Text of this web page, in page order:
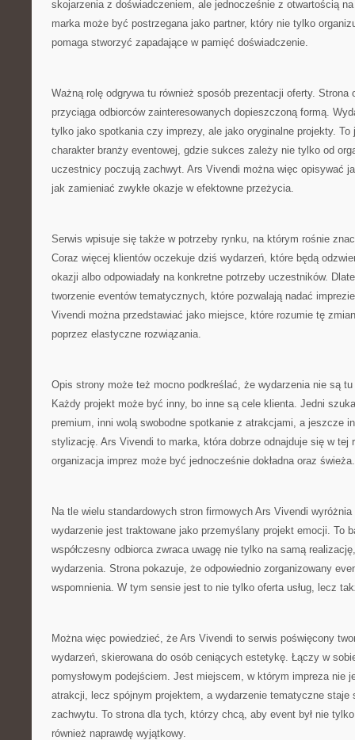
skojarzenia z doświadczeniem, ale jednocześnie z otwartością
marka może być postrzegana jako partner, który nie tylko
pomaga stworzyć zapadające w pamięć doświadczenie.
Ważną rolę odgrywa tu również sposób prezentacji oferty. Strona
przyciąga odbiorców zainteresowanych dopieszczoną formą.
tylko jako spotkania czy imprezy, ale jako oryginalne projekty.
charakter branży eventowej, gdzie sukces zależy nie tylko od
uczestnicy poczują zachwyt. Ars Vivendi można więc opisywać
jak zamieniać zwykłe okazje w efektowne przeżycia.
Serwis wpisuje się także w potrzeby rynku, na którym rośnie
Coraz więcej klientów oczekuje dziś wydarzeń, które będą
okazji albo odpowiadały na konkretne potrzeby uczestników.
tworzenie eventów tematycznych, które pozwalają nadać
Vivendi można przedstawiać jako miejsce, które rozumie tę
poprzez elastyczne rozwiązania.
Opis strony może też mocno podkreślać, że wydarzenia nie są
Każdy projekt może być inny, bo inne są cele klienta. Jedni
premium, inni wolą swobodne spotkanie z atrakcjami, a jeszcze
stylizację. Ars Vivendi to marka, która dobrze odnajduje się w tej
organizacja imprez może być jednocześnie dokładna oraz świeża.
Na tle wielu standardowych stron firmowych Ars Vivendi
wydarzenie jest traktowane jako przemyślany projekt emocji. To
współczesny odbiorca zwraca uwagę nie tylko na samą
wydarzenia. Strona pokazuje, że odpowiednio zorganizowany
wspomnienia. W tym sensie jest to nie tylko oferta usług, lecz
Można więc powiedzieć, że Ars Vivendi to serwis poświęcony
wydarzeń, skierowana do osób ceniących estetykę. Łączy w
pomysłowym podejściem. Jest miejscem, w którym impreza nie
atrakcji, lecz spójnym projektem, a wydarzenie tematyczne staje
zachwytu. To strona dla tych, którzy chcą, aby event był nie
również naprawdę wyjątkowy.